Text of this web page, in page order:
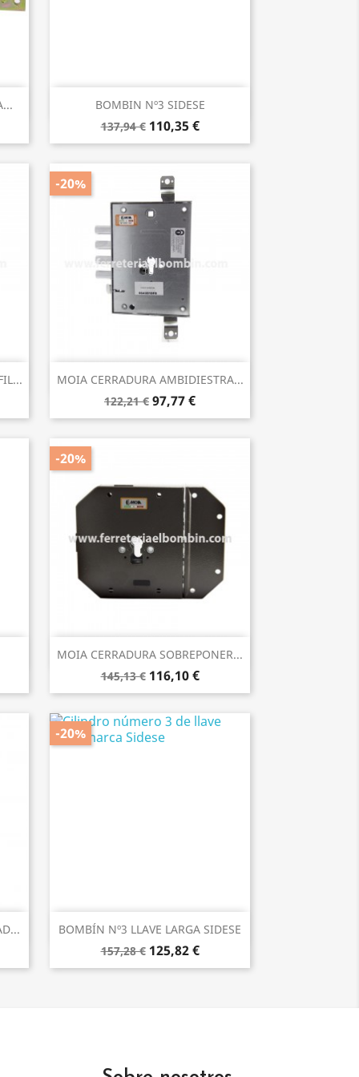
BOMBIN Nº3 SIDESE
137,94 € 110,35 €
Vista rápida
MOIA CERRADURA AMBIDIESTRA...
122,21 € 97,77 €
-20%
Vista rápida
MOIA CERRADURA SOBREPONER...
145,13 € 116,10 €
-20%
Vista rápida
BOMBÍN Nº3 LLAVE LARGA SIDESE
157,28 € 125,82 €
-20%
Vista rápida